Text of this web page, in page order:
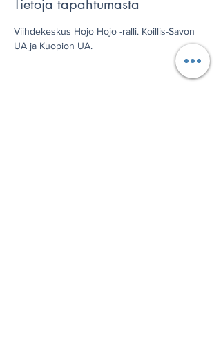
Tietoja tapahtumasta
Viihdekeskus Hojo Hojo -ralli. Koillis-Savon
UA ja Kuopion UA.